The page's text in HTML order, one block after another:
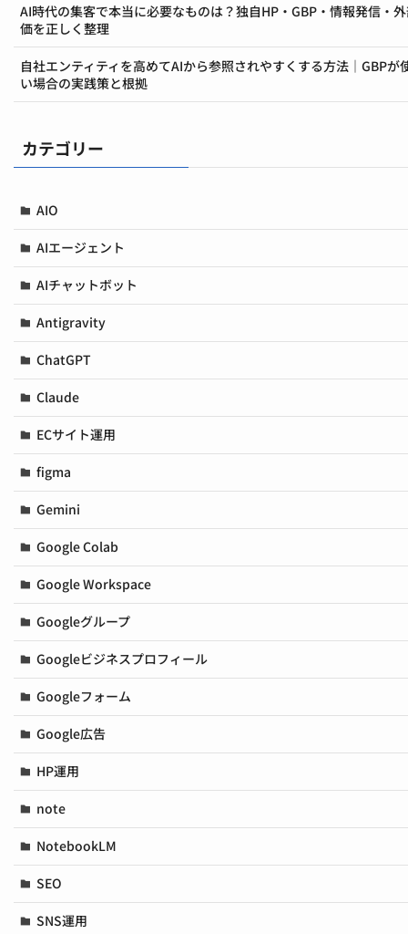
AI時代の集客で本当に必要なものは？独自HP・GBP・情報発信・
価を正しく整理
自社エンティティを高めてAIから参照されやすくする方法｜GBPが
い場合の実践策と根拠
カテゴリー
AIO
AIエージェント
AIチャットボット
Antigravity
ChatGPT
Claude
ECサイト運用
figma
Gemini
Google Colab
Google Workspace
Googleグループ
Googleビジネスプロフィール
Googleフォーム
Google広告
HP運用
note
NotebookLM
SEO
SNS運用